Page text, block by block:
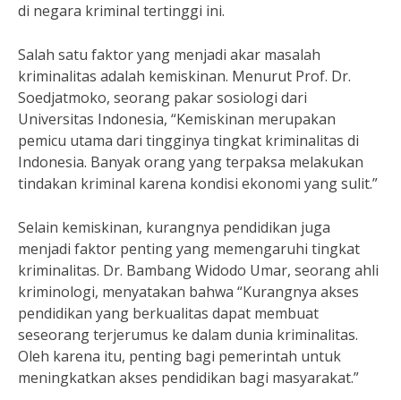
di negara kriminal tertinggi ini.
Salah satu faktor yang menjadi akar masalah
kriminalitas adalah kemiskinan. Menurut Prof. Dr.
Soedjatmoko, seorang pakar sosiologi dari
Universitas Indonesia, “Kemiskinan merupakan
pemicu utama dari tingginya tingkat kriminalitas di
Indonesia. Banyak orang yang terpaksa melakukan
tindakan kriminal karena kondisi ekonomi yang sulit.”
Selain kemiskinan, kurangnya pendidikan juga
menjadi faktor penting yang memengaruhi tingkat
kriminalitas. Dr. Bambang Widodo Umar, seorang ahli
kriminologi, menyatakan bahwa “Kurangnya akses
pendidikan yang berkualitas dapat membuat
seseorang terjerumus ke dalam dunia kriminalitas.
Oleh karena itu, penting bagi pemerintah untuk
meningkatkan akses pendidikan bagi masyarakat.”